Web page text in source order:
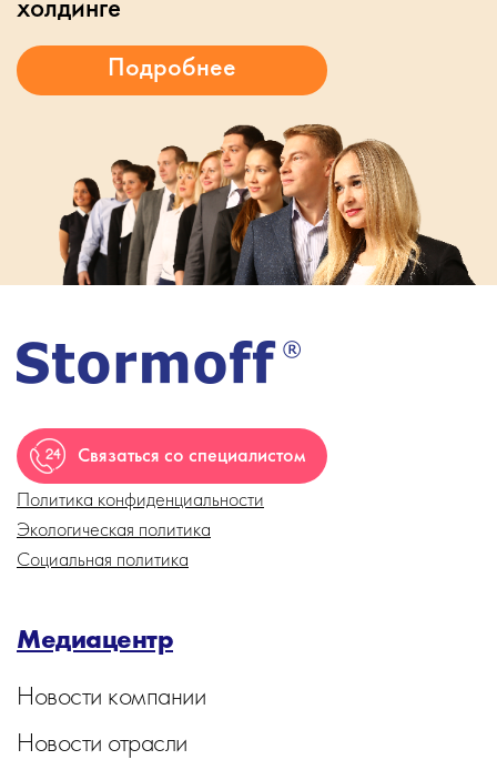
Связаться со специалистом
Политика конфиденциальности
Экологическая политика
Социальная политика
Медиацентр
Новости компании
Новости отрасли